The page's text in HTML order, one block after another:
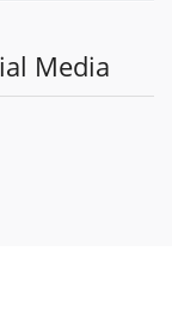
Media